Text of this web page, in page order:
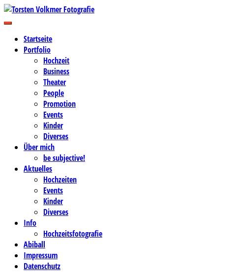
Zum
Inhalt
Torsten Volkmer Fotografie
Business-, Portrait- und Hochzeitsfotografie
Startseite
Portfolio
Hochzeit
Business
Theater
People
Promotion
Events
Kinder
Diverses
Über mich
be subjective!
Aktuelles
Hochzeiten
Events
Kinder
Diverses
Info
Hochzeitsfotografie
Abiball
Impressum
Datenschutz